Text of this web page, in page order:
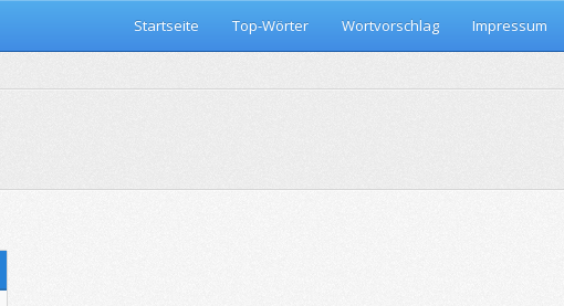
Startseite Top-Wörter Wortvorschlag Impressum